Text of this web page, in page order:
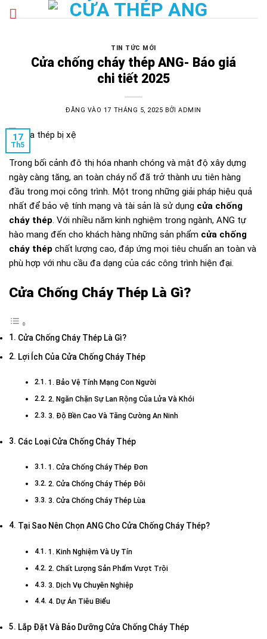
Bỏ
qua
TIN TỨC MỚI
Cửa chống cháy thép ANG- Báo giá
chi tiết 2025
ĐĂNG VÀO 17 THÁNG 5, 2025 BỞIADMIN
17
Th5
Trong bối cảnh đô thị hóa nhanh chóng và mật độ xây dựng
ngày càng tăng, an toàn cháy nổ đã trở thành ưu tiên hàng
đầu trong mọi công trình. Một trong những giải pháp hiệu quả
nhất để bảo vệ tính mạng và tài sản là sử dụng cửa chống
cháy thép. Với nhiều năm kinh nghiệm trong ngành, ANG tự
hào mang đến cho khách hàng những sản phẩm cửa chống
cháy thép chất lượng cao, đáp ứng mọi tiêu chuẩn an toàn và
phù hợp với nhu cầu đa dạng của các công trình hiện đại.
Cửa Chống Cháy Thép Là Gì?
Cửa Chống Cháy Thép Là Gì?
Lợi Ích Của Cửa Chống Cháy Thép
1. Bảo Vệ Tính Mạng Con Người
2. Ngăn Chặn Sự Lan Rộng Của Lửa Và Khói
3. Độ Bền Cao Và Tăng Cường An Ninh
Các Loại Cửa Chống Cháy Thép
1. Cửa Chống Cháy Thép Đơn
2. Cửa Chống Cháy Thép Đôi
3. Cửa Chống Cháy Thép Lùa
Tại Sao Nên Chọn ANG Cho Cửa Chống Cháy Thép?
1. Kinh Nghiệm Và Uy Tín
2. Chất Lượng Sản Phẩm Vượt Trội
3. Dịch Vụ Chuyên Nghiệp
4. Dự Án Tiêu Biểu
Lắp Đặt Và Bảo Dưỡng Cửa Chống Cháy Thép